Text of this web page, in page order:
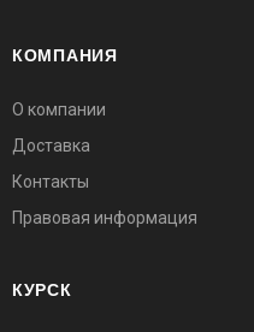
КОМПАНИЯ
О компании
Доставка
Контакты
Правовая информация
КУРСК